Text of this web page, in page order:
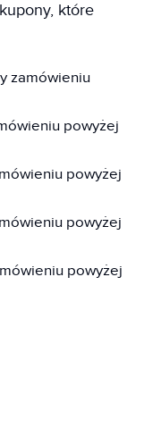
które
zamówieniu
powyżej
powyżej
powyżej
powyżej